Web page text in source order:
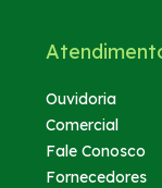
Ouvidoria
Comercial
Fale Conosco
Fornecedores